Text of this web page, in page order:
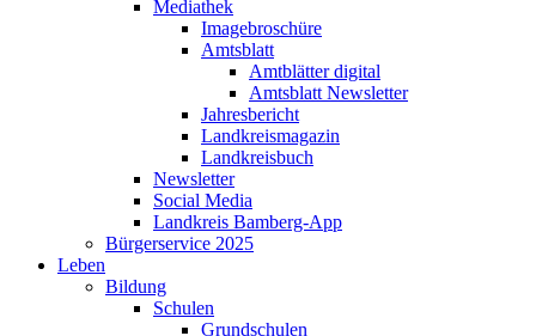
Mediathek
Imagebroschüre
Amtsblatt
Amtblätter digital
Amtsblatt Newsletter
Jahresbericht
Landkreismagazin
Landkreisbuch
Newsletter
Social Media
Landkreis Bamberg-App
Bürgerservice 2025
Leben
Bildung
Schulen
Grundschulen